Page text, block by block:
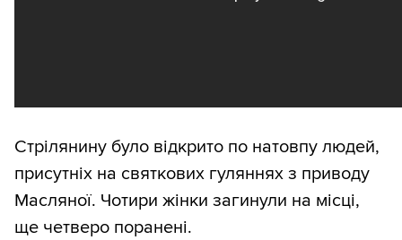
Cтрілянину було відкрито по натовпу людей,
присутніх на святкових гуляннях з приводу
Масляної. Чотири жінки загинули на місці,
ще четверо поранені.